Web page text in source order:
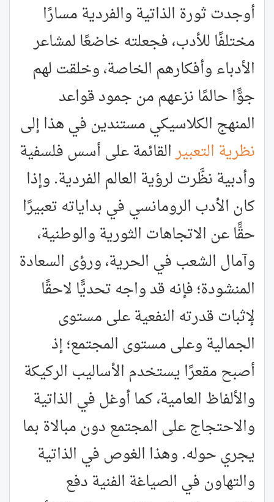
أوجدت ثورة الذاتية والفردية مسارًا
مختلفًا للأدب، فجعلته خاضعًا لمشاعر
الأدباء وأفكارهم الخاصة، وخلقت لهم
جوًّا حالمًا نزعهم من جمود قواعد
المنهج الكلاسيكي مستندين في هذا إلى
نظرية التعبيرالقائمة على أسس فلسفية
وأدبية نظَّرت لرؤية العالم الفردية. وإذا
كان الأدب الرومانسي في بداياته تعبيرًا
حقًّا عن الاتجاهات الثورية والوطنية،
وآمال الشعب في الحرية، ورؤى السعادة
المنشودة؛ فإنه قد واجه تحديًّا لاحقًا
لإثبات قدرته النفعية على مستوى
الجمالية وعلى مستوى المجتمع؛ إذ
أصبح مقعرًا يستخدم الأساليب الركيكة
والألفاظ العامية، كما أوغل في الذاتية
والاحتجاج على المجتمع دون مبالاة بما
يجري حوله. وهذا الغوص في الذاتية
والتهاون في الصياغة الفنية دفع